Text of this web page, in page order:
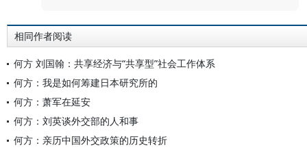
相同作者阅读
何方 刘国翰：共享经济与“共享型”社会工作体系
何方：我是如何筹建日本研究所的
何方：萧军在延安
何方：刘英谈外交部的人和事
何方：亲历中国外交政策的历史转折